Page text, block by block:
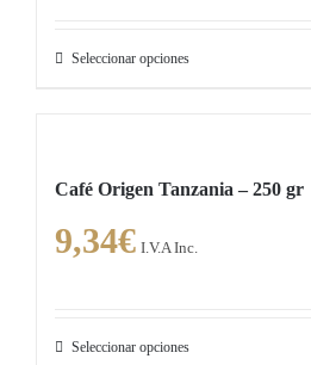
Seleccionar opcionesEste
variantes.
Café Origen Tanzania – 250 gr
9,34€ I.V.A Inc.
Seleccionar opcionesEste